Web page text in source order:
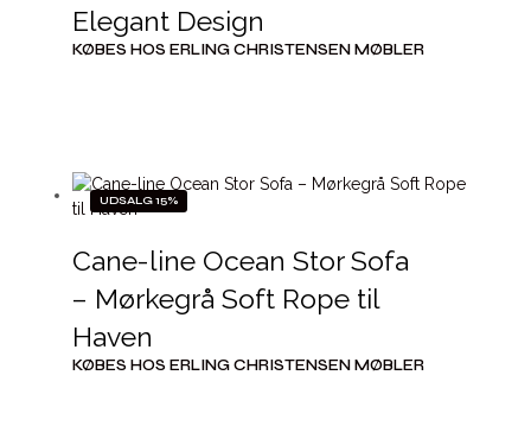
Elegant Design
KØBES HOS ERLING CHRISTENSEN MØBLER
UDSALG 15%
Cane-line Ocean Stor Sofa
– Mørkegrå Soft Rope til
Haven
KØBES HOS ERLING CHRISTENSEN MØBLER